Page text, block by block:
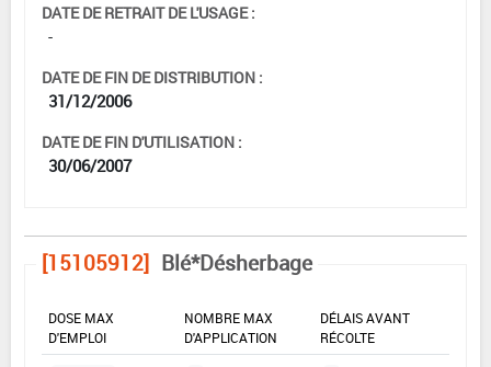
DATE DE RETRAIT DE L'USAGE :
-
DATE DE FIN DE DISTRIBUTION :
31/12/2006
DATE DE FIN D'UTILISATION :
30/06/2007
[15105912] Blé*Désherbage
DOSE MAX
D'EMPLOI
NOMBRE MAX
D'APPLICATION
DÉLAIS AVANT
RÉCOLTE